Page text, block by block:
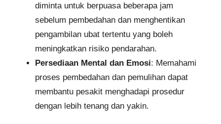
diminta untuk berpuasa beberapa jam
sebelum pembedahan dan menghentikan
pengambilan ubat tertentu yang boleh
meningkatkan risiko pendarahan.
Persediaan Mental dan Emosi: Memahami
proses pembedahan dan pemulihan dapat
membantu pesakit menghadapi prosedur
dengan lebih tenang dan yakin.